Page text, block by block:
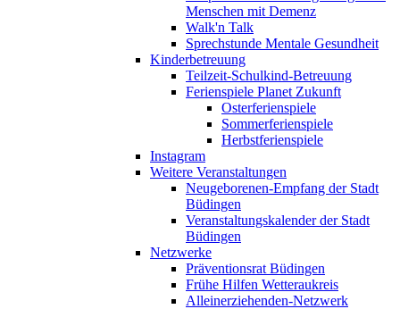
Menschen mit Demenz
Walk'n Talk
Sprechstunde Mentale Gesundheit
Kinderbetreuung
Teilzeit-Schulkind-Betreuung
Ferienspiele Planet Zukunft
Osterferienspiele
Sommerferienspiele
Herbstferienspiele
Instagram
Weitere Veranstaltungen
Neugeborenen-Empfang der Stadt
Büdingen
Veranstaltungskalender der Stadt
Büdingen
Netzwerke
Präventionsrat Büdingen
Frühe Hilfen Wetteraukreis
Alleinerziehenden-Netzwerk